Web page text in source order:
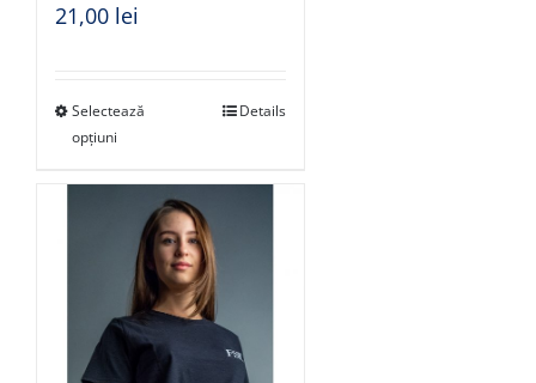
21,00 lei
Selectează
opțiuni
Details